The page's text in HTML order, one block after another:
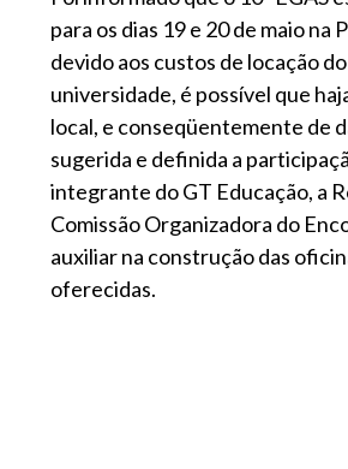
para os dias 19 e 20 de maio na
devido aos custos de locação
universidade, é possível que
local, e conseqüentemente de
sugerida e definida a
integrante do GT Educação, a
Comissão Organizadora do
auxiliar na construção das
oferecidas.